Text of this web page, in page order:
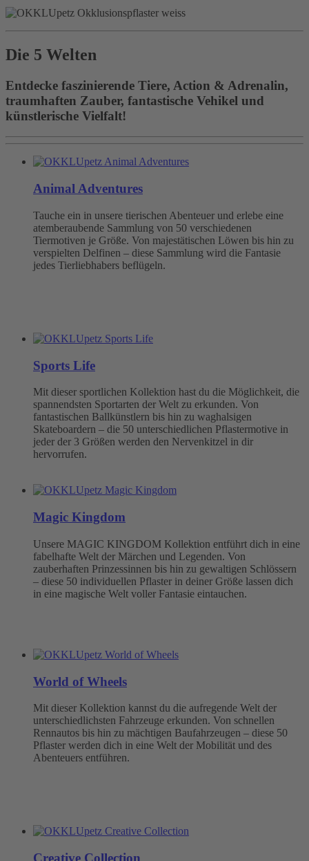
Die 5 Welten
Entdecke faszinierende Tiere, Action & Adrenalin,
traumhaften Zauber, fantastische Vehikel und
künstlerische Vielfalt!
Animal Adventures
Tauche ein in unsere tierischen Abenteuer und erlebe eine
atemberaubende Sammlung von 50 verschiedenen
Tiermotiven je Größe. Von majestätischen Löwen bis hin zu
verspielten Delfinen – diese Sammlung wird die Fantasie
jedes Tierliebhabers beflügeln.
Sports Life
Mit dieser sportlichen Kollektion hast du die Möglichkeit, die
spannendsten Sportarten der Welt zu erkunden. Von
fantastischen Ballkünstlern bis hin zu waghalsigen
Skateboardern – die 50 unterschiedlichen Pflastermotive in
jeder der 3 Größen werden den Nervenkitzel in dir
hervorrufen.
Magic Kingdom
Unsere MAGIC KINGDOM Kollektion entführt dich in eine
fabelhafte Welt der Märchen und Legenden. Von
zauberhaften Prinzessinnen bis hin zu gewaltigen Schlössern
– diese 50 individuellen Pflaster in deiner Größe lassen dich
in eine magische Welt voller Fantasie eintauchen.
World of Wheels
Mit dieser Kollektion kannst du die aufregende Welt der
unterschiedlichsten Fahrzeuge erkunden. Von schnellen
Rennautos bis hin zu mächtigen Baufahrzeugen – diese 50
Pflaster werden dich in eine Welt der Mobilität und des
Abenteuers entführen.
Creative Collection